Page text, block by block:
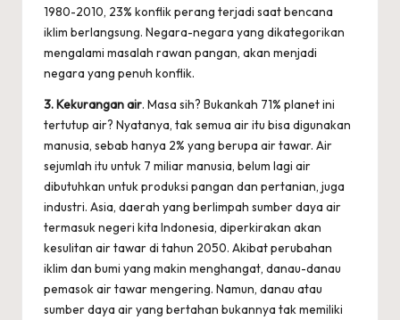
1980-2010, 23% konflik perang terjadi saat bencana
iklim berlangsung. Negara-negara yang dikategorikan
mengalami masalah rawan pangan, akan menjadi
negara yang penuh konflik.
3. Kekurangan air. Masa sih? Bukankah 71% planet ini
tertutup air? Nyatanya, tak semua air itu bisa digunakan
manusia, sebab hanya 2% yang berupa air tawar. Air
sejumlah itu untuk 7 miliar manusia, belum lagi air
dibutuhkan untuk produksi pangan dan pertanian, juga
industri. Asia, daerah yang berlimpah sumber daya air
termasuk negeri kita Indonesia, diperkirakan akan
kesulitan air tawar di tahun 2050. Akibat perubahan
iklim dan bumi yang makin menghangat, danau-danau
pemasok air tawar mengering. Namun, danau atau
sumber daya air yang bertahan bukannya tak memiliki